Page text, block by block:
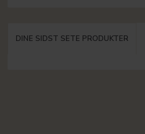
DINE SIDST SETE PRODUKTER